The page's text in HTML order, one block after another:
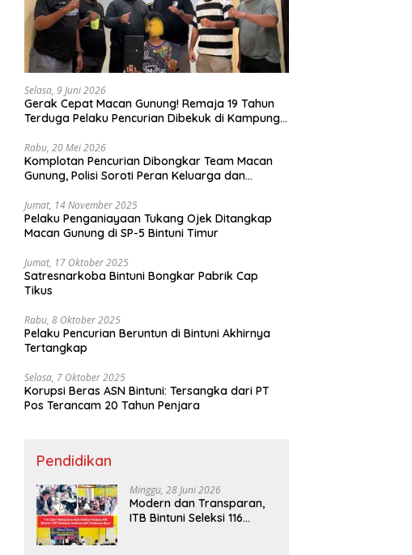
Selasa, 9 Juni 2026
Gerak Cepat Macan Gunung! Remaja 19 Tahun
Terduga Pelaku Pencurian Dibekuk di Kampung
Rabu, 20 Mei 2026
Komplotan Pencurian Dibongkar Team Macan
Gunung, Polisi Soroti Peran Keluarga dan
Jumat, 14 November 2025
Pelaku Penganiayaan Tukang Ojek Ditangkap
Macan Gunung di SP-5 Bintuni Timur
Jumat, 17 Oktober 2025
Satresnarkoba Bintuni Bongkar Pabrik Cap
Tikus
Rabu, 8 Oktober 2025
Pelaku Pencurian Beruntun di Bintuni Akhirnya
Tertangkap
Selasa, 7 Oktober 2025
Korupsi Beras ASN Bintuni: Tersangka dari PT
Pos Terancam 20 Tahun Penjara
Pendidikan
Minggu, 28 Juni 2026
Modern dan Transparan,
ITB Bintuni Seleksi 116